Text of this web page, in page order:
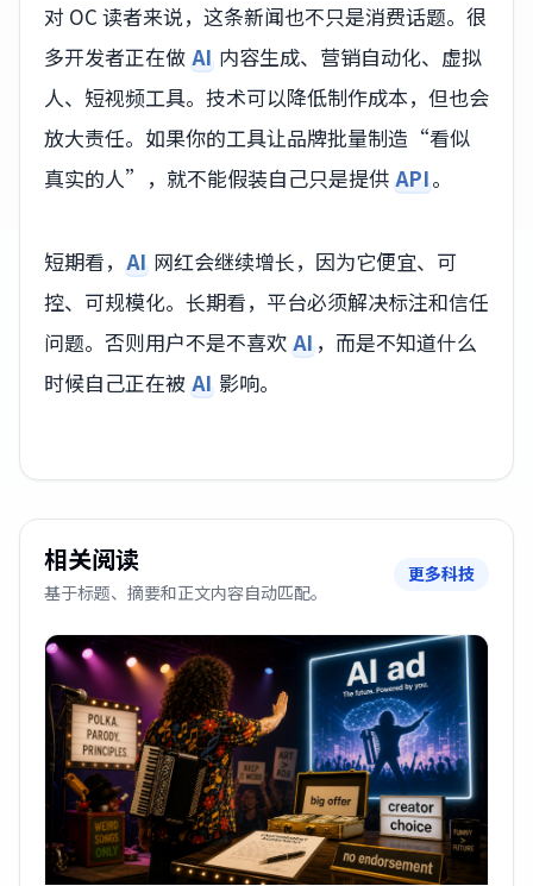
对 OC 读者来说，这条新闻也不只是消费话题。很
多开发者正在做 AI 内容生成、营销自动化、虚拟
人、短视频工具。技术可以降低制作成本，但也会
放大责任。如果你的工具让品牌批量制造“看似
真实的人”，就不能假装自己只是提供 API。
短期看， AI 网红会继续增长，因为它便宜、可
控、可规模化。长期看，平台必须解决标注和信任
问题。否则用户不是不喜欢 AI ，而是不知道什么
时候自己正在被 AI 影响。
相关阅读
基于标题、摘要和正文内容自动匹配。
更多科技